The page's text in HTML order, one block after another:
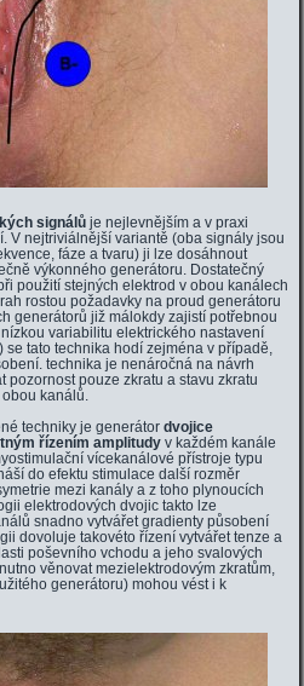
signálů je nejlevnějším a v praxi
V nejtriviálnější variantě (oba signály jsou
fáze a tvaru) ji lze dosáhnout
výkonného generátoru. Dostatečný
použití stejných elektrod v obou kanálech
rostou požadavky na proud generátoru
generátorů již málokdy zajistí potřebnou
variabilitu elektrického nastavení
tato technika hodí zejména v případě,
technika je nenáročná na návrh
pozornost pouze zkratu a stavu zkratu
kanálů.
techniky je generátordvojice
řízením amplitudy v každém kanále
vícekanálové přístroje typu
do efektu stimulace další rozměr
mezi kanály a z toho plynoucích
elektrodových dvojic takto lze
snadno vytvářet gradienty působení
dovoluje takovéto řízení vytvářet tenze a
poševního vchodu a jeho svalových
věnovat mezielektrodovým zkratům,
generátoru) mohou vést i k